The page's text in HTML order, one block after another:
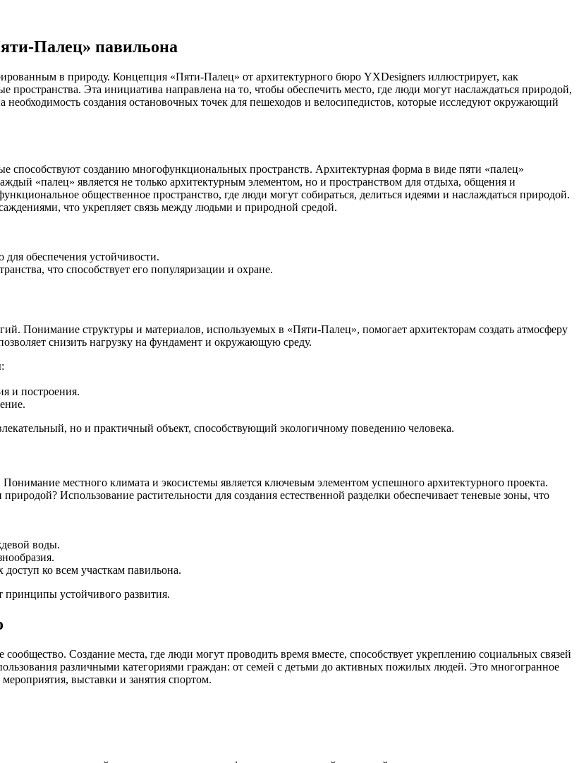
Палец» павильона
в природу. Концепция «Пяти-Палец» от архитектурного бюро YXDesigners иллюстрирует, как
Эта инициатива направлена на то, чтобы обеспечить место, где люди могут наслаждаться природой,
создания остановочных точек для пешеходов и велосипедистов, которые исследуют окружающий
созданию многофункциональных пространств. Архитектурная форма в виде пяти «палец»
«палец» является не только архитектурным элементом, но и пространством для отдыха, общения и
общественное пространство, где люди могут собираться, делиться идеями и наслаждаться природой.
что укрепляет связь между людьми и природной средой.
обеспечения устойчивости.
что способствует его популяризации и охране.
Понимание структуры и материалов, используемых в «Пяти-Палец», помогает архитекторам создать атмосферу
снизить нагрузку на фундамент и окружающую среду.
и построения.
но и практичный объект, способствующий экологичному поведению человека.
местного климата и экосистемы является ключевым элементом успешного архитектурного проекта.
Использование растительности для создания естественной разделки обеспечивает теневые зоны, что
воды.
ко всем участкам павильона.
устойчивого развития.
Создание места, где люди могут проводить время вместе, способствует укреплению социальных связей
различными категориями граждан: от семей с детьми до активных пожилых людей. Это многогранное
выставки и занятия спортом.